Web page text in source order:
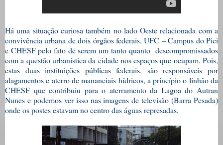
Há uma situação curiosa também no lado Oeste relacionada com a
convivência urbana de dois órgãos federais, UFC – Campus do Pici
e CHESF pelo fato de serem um tanto quanto descompromissados
com a questão urbanística da cidade nos espaços que ocupam. Pois,
estas duas instituições públicas federais, são responsáveis por
alagamentos e aterro de mananciais hídricos, a princípio o linhão da
CHESF que contribuiu para o aterramento da Lagoa do Autran
Nunes e podemos ver isso nas imagens de televisão (Barra Pesada)
onde os postes estavam no centro das águas represadas.